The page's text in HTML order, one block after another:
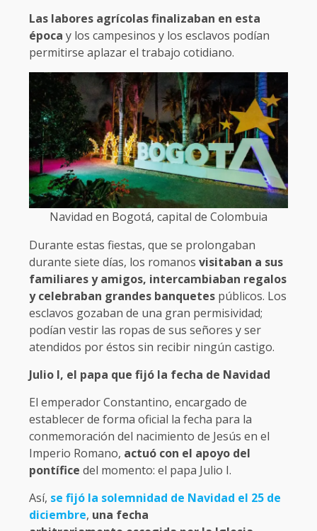
Las labores agrícolas finalizaban en esta
época y los campesinos y los esclavos podían
permitirse aplazar el trabajo cotidiano.
Navidad en Bogotá, capital de Colombuia
Durante estas fiestas, que se prolongaban
durante siete días, los romanos visitaban a sus
familiares y amigos, intercambiaban regalos
y celebraban grandes banquetes públicos. Los
esclavos gozaban de una gran permisividad;
podían vestir las ropas de sus señores y ser
atendidos por éstos sin recibir ningún castigo.
Julio I, el papa que fijó la fecha de Navidad
El emperador Constantino, encargado de
establecer de forma oficial la fecha para la
conmemoración del nacimiento de Jesús en el
Imperio Romano, actuó con el apoyo del
pontífice del momento: el papa Julio I.
Así, se fijó la solemnidad de Navidad el 25 de
diciembre, una fecha